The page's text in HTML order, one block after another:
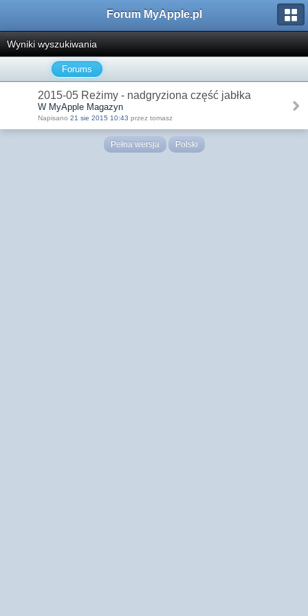
Forum MyApple.pl
Wyniki wyszukiwania
Forums
2015-05 Reżimy - nadgryziona część jabłka
W MyApple Magazyn
Napisano 21 sie 2015 10:43 przez tomasz
Pełna wersja Polski